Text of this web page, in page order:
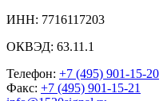
ИНН: 7716117203
ОКВЭД: 63.11.1
Телефон: +7 (495) 901-15-20
Факс: +7 (495) 901-15-21